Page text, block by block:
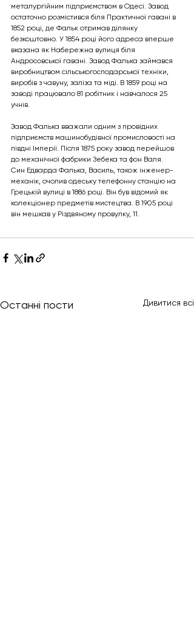
металургійним підприємством в Одесі. Завод
остаточно розмістився біля Практичної гавані в
1852 році, де Фальк отримав ділянку
безкоштовно. У 1854 році його адреса вперше
вказана як Набережна вулиця біля
Андросовської гавані. Завод Фалька займався
виробництвом сільськогосподарської техніки,
виробів з чавуну, заліза та міді. В 1859 році на
заводі працювало 81 робітник і навчалося 25
учнів.
Завод Фалька вважали одним з провідних
підприємств машинобудівної промисловості на
півдні Імперії. Після 1875 року завод перейшов
до механічної фабрики Зебека та фон Валя.
Син Едварда Фалька, Василь, також інженер-
механік, очолив одеську телефонну станцію на
Грецькій вулиці в 1886 році. Він був відомий як
колекціонер предметів мистецтва. В 1905 році
він мешкав у Різдвяному провулку, 11.
Останні пости Дивитися всі